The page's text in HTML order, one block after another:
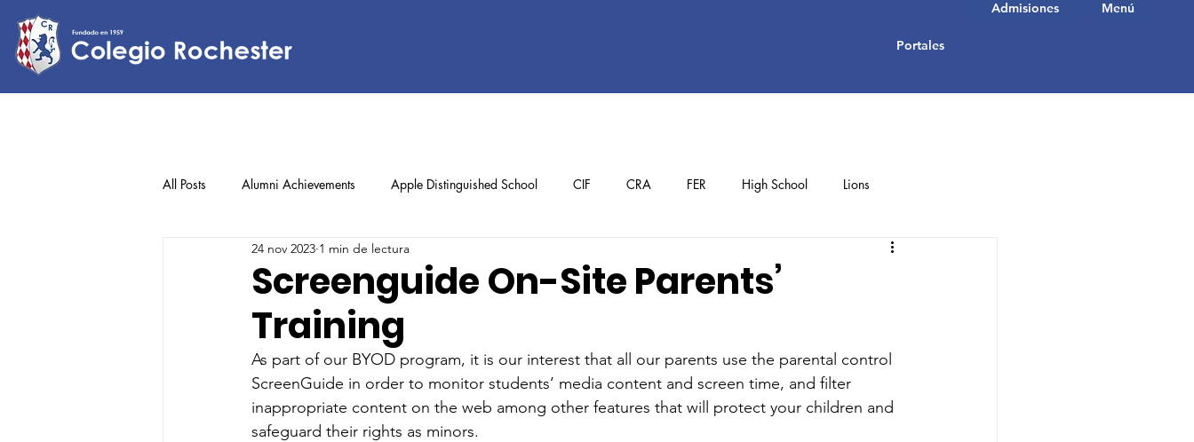
Portales
Menú
Admisiones
All Posts Alumni Achievements Apple Distinguished School CIF CRA FER High School Lions
Lower Elementary Middle School Student Achievements
Upper Elementary
Screenguide On-Site Parents’
Training
24 nov 2023 1 min de lectura
As part of our BYOD program, it is our interest that all our parents use the parental control
ScreenGuide in order to monitor students’ media content and screen time, and filter
inappropriate content on the web among other features that will protect your children and
safeguard their rights as minors.